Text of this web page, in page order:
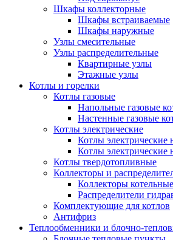
Шкафы коллекторные
Шкафы встраиваемые
Шкафы наружные
Узлы смесительные
Узлы распределительные
Квартирные узлы
Этажные узлы
Котлы и горелки
Котлы газовые
Напольные газовые
Настенные газовые
Котлы электрические
Котлы электрические
Котлы электрические
Котлы твердотопливные
Коллекторы и
Коллекторы котельные
Распределители
Комплектующие для котлов
Антифриз
Теплообменники и блочно-